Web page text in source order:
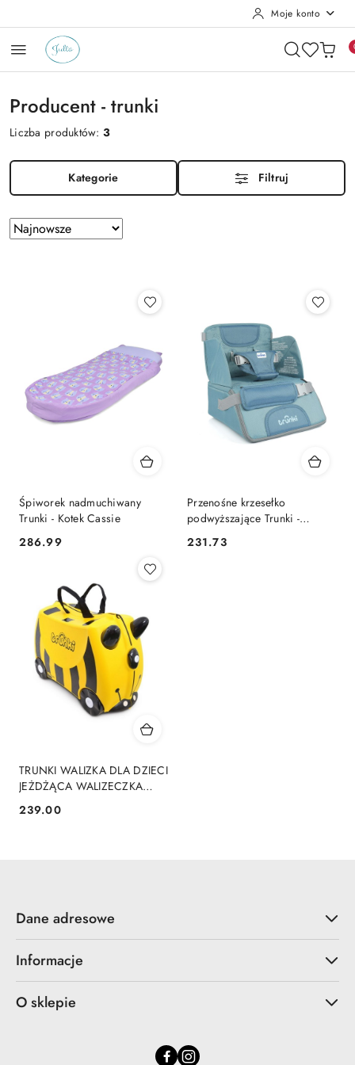
Moje konto
Producent - trunki
Liczba produktów:3
Kategorie Filtruj
Zastosowano
sortowanie:
Sortuj
według
Śpiworek nadmuchiwany
Trunki - Kotek Cassie
Cena:
286.99
Przenośne krzesełko
podwyższające Trunki -
Niebieskie
Cena:
231.73
TRUNKI WALIZKA DLA DZIECI
JEŻDŻĄCA WALIZECZKA
Bernard
Cena:
239.00
Dane adresowe
Informacje
O sklepie